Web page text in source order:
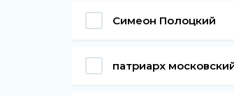
Симеон Полоцкий
патриарх